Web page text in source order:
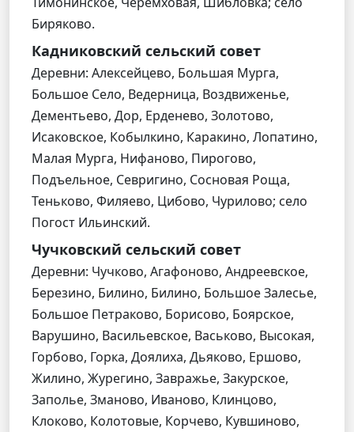
Биряково.
Кадниковский сельский совет
Деревни: Алексейцево, Большая Мурга,
Большое Село, Ведерница, Воздвиженье,
Дементьево, Дор, Ерденево, Золотово,
Исаковское, Кобылкино, Каракино, Лопатино,
Малая Мурга, Нифаново, Пирогово,
Подъельное, Севригино, Сосновая Роща,
Теньково, Филяево, Цибово, Чурилово; село
Погост Ильинский.
Чучковский сельский совет
Деревни: Чучково, Агафоново, Андреевское,
Березино, Билино, Билино, Большое Залесье,
Большое Петраково, Борисово, Боярское,
Варушино, Васильевское, Васьково, Высокая,
Горбово, Горка, Доялиха, Дьяково, Ершово,
Жилино, Журегино, Завражье, Закурское,
Заполье, Зманово, Иваново, Клинцово,
Клоково, Колотовые, Корчево, Кувшиново,